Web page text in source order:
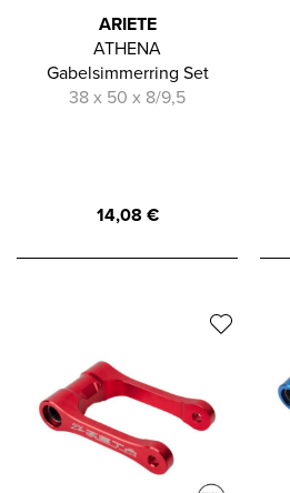
ARIETE
ATHENA
Gabelsimmerring Set
38 x 50 x 8/9,5
14,08 €